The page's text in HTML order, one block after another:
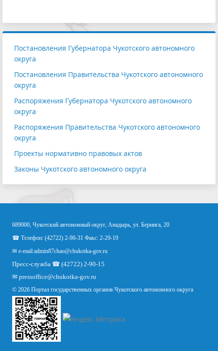
Постановления Губернатора Чукотского автономного
округа
Постановления Правительства Чукотского автономного
округа
Распоряжения Губернатора Чукотского автономного
округа
Распоряжения Правительства Чукотского автономного
округа
Проекты нормативно правовых актов
Законы Чукотского автономного округа
689000, Чукотский автономный округ, Анадырь, ул. Беринга, 20
☎ Телефон: (42722) 2-90-31 Факс: 2-29-19
✉ e-mail:admin87chao@chukotka-gov.ru
Пресс-служба ☎ (42722) 2-90-15
✉ pressoffice@chukotka-gov.ru
© 2026 Портал государственных органов Чукотского автономного округа